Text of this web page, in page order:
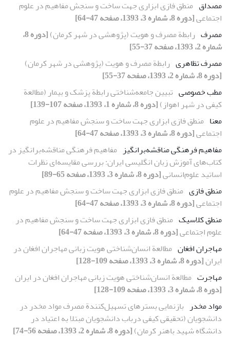
مصداق منطق فازی ابزاری جهت ساخت و سنجش مفاهیم در علوم
اجتماعی[دوره 8، شماره 3، 1393، صفحه 47-64]
مصرف رابطة مصرف و هویت (پژوهشی در شهر کرمان)
[دوره 8،
شماره 2، 1393، صفحه 37-55]
مصرف تظاهری رابطة مصرف و هویت (پژوهشی در شهر کرمان)
[دوره 8، شماره 2، 1393، صفحه 37-55]
مطب خصوصی تبیین جامعه‌شناختی رابطة پزشک و بیمار (مطالعة
کیفی در شهر اهواز)[دوره 8، شماره 1، 1393، صفحه 107-139]
معنا منطق فازی ابزاری جهت ساخت و سنجش مفاهیم در علوم
اجتماعی[دوره 8، شماره 3، 1393، صفحه 47-64]
مفاهیم فرهنگی مناقشه‌برانگیز مفاهیم فرهنگی مناقشه‌برانگیز در
کتاب‌های آموزش زبان انگلیسی ایران: بررسی مقایسه‌ای نظرات
اساتید علوم‌انسانی[دوره 8، شماره 3، 1393، صفحه 65-89]
منطق فازی منطق فازی ابزاری جهت ساخت و سنجش مفاهیم در علوم
اجتماعی[دوره 8، شماره 3، 1393، صفحه 47-64]
منطق کلاسیک منطق فازی ابزاری جهت ساخت و سنجش مفاهیم در
علوم اجتماعی[دوره 8، شماره 3، 1393، صفحه 47-64]
مهاجران افغان مطالعة انسان‌شناختی هویت زبانی مهاجران افغان در
ایران[دوره 8، شماره 3، 1393، صفحه 109-128]
مهاجرت مطالعة انسان‌شناختی هویت زبانی مهاجران افغان در ایران
[دوره 8، شماره 3، 1393، صفحه 109-128]
مواد مخدر بازنمایی بسترهای تسهیل‌‌کنندة مصرف مواد مخدر در
دانشجویان (تحقیقی کیفی درباب دانشجویان مبتلا به اعتیاد در
دانشگاه شهید باهنر کرمان)[دوره 8، شماره 2، 1393، صفحه 56-74]